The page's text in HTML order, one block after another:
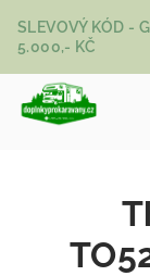
SLEVOVÝ KÓD -
5.000,- KČ